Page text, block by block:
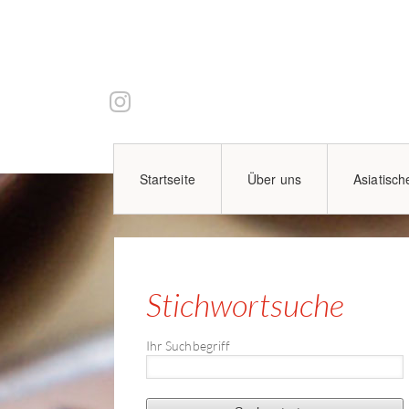
Startseite Über uns
Stichwortsuche
Ihr Suchbegriff